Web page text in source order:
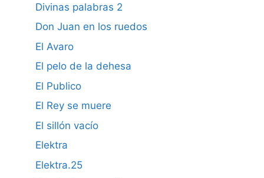
Divinas palabras 2
Don Juan en los ruedos
El Avaro
El pelo de la dehesa
El Publico
El Rey se muere
El sillón vacío
Elektra
Elektra.25